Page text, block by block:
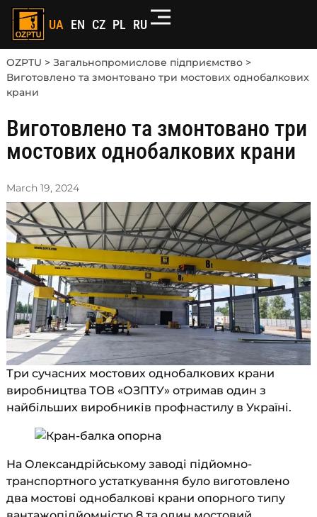
UA EN CZ PL RU
OZPTU > Загальнопромислове підприємство>
Виготовлено та змонтовано три мостових однобалкових
крани
Виготовлено та змонтовано три
мостових однобалкових крани
March 19, 2024
Три сучасних мостових однобалкових крани
виробництва ТОВ «ОЗПТУ» отримав один з
найбільших виробників профнастилу в Україні.
На Олександрійському заводі підйомно-
транспортного устаткування було виготовлено
два мостові однобалкові крани опорного типу